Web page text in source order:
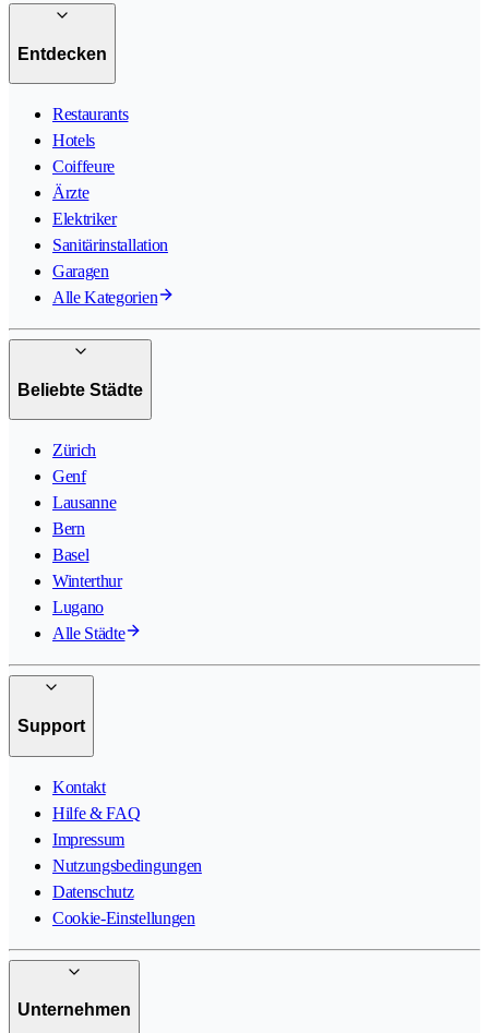
Entdecken
Restaurants
Hotels
Coiffeure
Ärzte
Elektriker
Sanitärinstallation
Garagen
Alle Kategorien
Beliebte Städte
Zürich
Genf
Lausanne
Bern
Basel
Winterthur
Lugano
Alle Städte
Support
Kontakt
Hilfe & FAQ
Impressum
Nutzungsbedingungen
Datenschutz
Cookie-Einstellungen
Unternehmen